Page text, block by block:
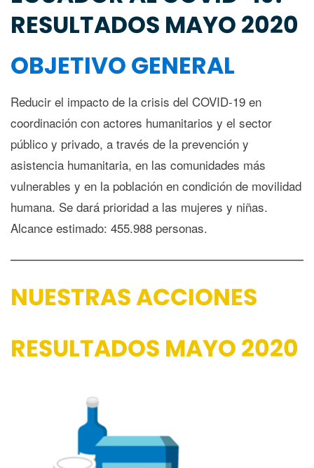
RESULTADOS MAYO 2020
OBJETIVO GENERAL
Reducir el impacto de la crisis del COVID-19 en
coordinación con actores humanitarios y el sector
público y privado, a través de la prevención y
asistencia humanitaria, en las comunidades más
vulnerables y en la población en condición de movilidad
humana. Se dará prioridad a las mujeres y niñas.
Alcance estimado: 455.988 personas.
NUESTRAS ACCIONES
RESULTADOS MAYO 2020